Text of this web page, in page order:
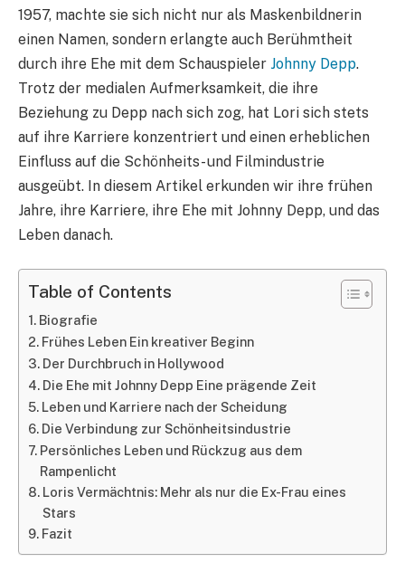
1957, machte sie sich nicht nur als Maskenbildnerin
einen Namen, sondern erlangte auch Berühmtheit
durch ihre Ehe mit dem Schauspieler Johnny Depp.
Trotz der medialen Aufmerksamkeit, die ihre
Beziehung zu Depp nach sich zog, hat Lori sich stets
auf ihre Karriere konzentriert und einen erheblichen
Einfluss auf die Schönheits- und Filmindustrie
ausgeübt. In diesem Artikel erkunden wir ihre frühen
Jahre, ihre Karriere, ihre Ehe mit Johnny Depp, und das
Leben danach.
Table of Contents
Biografie
Frühes Leben Ein kreativer Beginn
Der Durchbruch in Hollywood
Die Ehe mit Johnny Depp Eine prägende Zeit
Leben und Karriere nach der Scheidung
Die Verbindung zur Schönheitsindustrie
Persönliches Leben und Rückzug aus dem
Rampenlicht
Loris Vermächtnis: Mehr als nur die Ex-Frau eines
Stars
Fazit